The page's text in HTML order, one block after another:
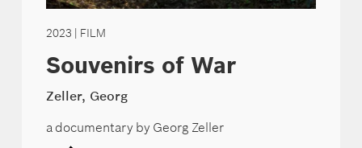
2023 | FILM
Souvenirs of War
Zeller, Georg
a documentary by Georg Zeller